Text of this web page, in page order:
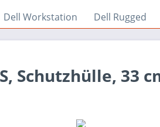
Dell Workstation Dell Rugged
Schutzhülle, 33